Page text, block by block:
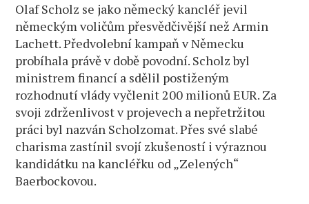
Olaf Scholz se jako německý kancléř jevil
německým voličům přesvědčivější než Armin
Lachett. Předvolební kampaň v Německu
probíhala právě v době povodní. Scholz byl
ministrem financí a sdělil postiženým
rozhodnutí vlády vyčlenit 200 milionů EUR. Za
svoji zdrženlivost v projevech a nepřetržitou
práci byl nazván Scholzomat. Přes své slabé
charisma zastínil svojí zkušeností i výraznou
kandidátku na kancléřku od „Zelených“
Baerbockovou.